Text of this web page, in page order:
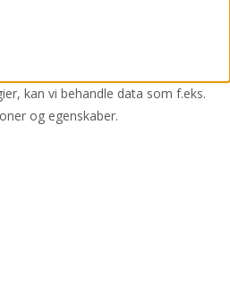
kan vi behandle data som f.eks.
og egenskaber.